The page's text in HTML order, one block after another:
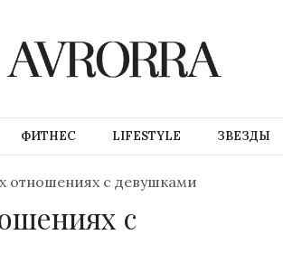
ФИТНЕС LIFESTYLE ЗВЕЗДЫ
отношениях с девушками
с